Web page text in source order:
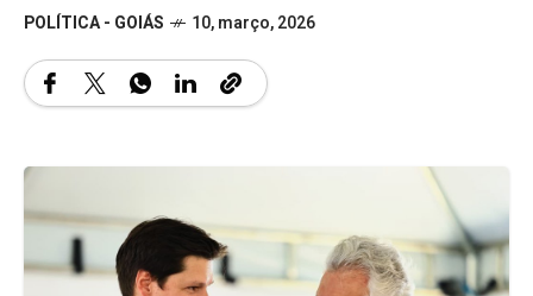
POLÍTICA - GOIÁS 10, março, 2026